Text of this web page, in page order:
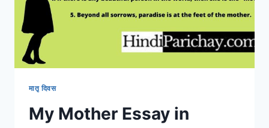
मातृ दिवस
My Mother Essay in